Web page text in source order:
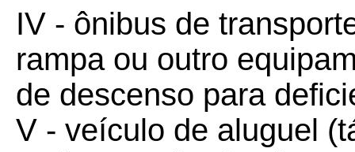
IV - ônibus de
rampa ou outro
de descenso para
V - veículo de aluguel